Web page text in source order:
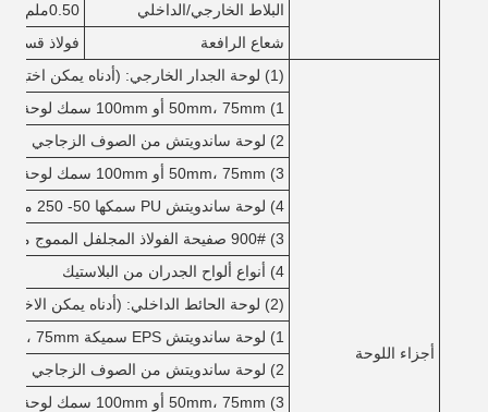
البلاط الخارجي/الداخلي
0.50ملم ورقة لون
شعاع الرافعة
فولاذ قسم Q235 أو Q345 H مع طبقتين من الطلاء الرمادي المتوسط
أجزاء اللوحة
(1) لوحة الجدار الخارجي: (أدناه يمكن اختيارها)
1) 50mm، 75mm أو 100mm سمك لوحة ساندويتش EPS
2) لوحة ساندويتش من الصوف الزجاجي بعمق 50، 75 أو 100 مم
3) 50mm، 75mm أو 100mm سمك لوحة شطيرة الصوف الصخري
4) لوحة ساندويتش PU سمكها 50- 250 مم
3) 900# صفيحة الفولاذ المجلفل المموج مع مختلف الألوان
4) أنواع ألواح الجدران من البلاستيك
(2) لوحة الحائط الداخلي: (أدناه يمكن الاختيار)
1) لوحة ساندويتش EPS سميكة 50mm، 75mm أو 100mm
2) لوحة ساندويتش من الصوف الزجاجي بعمق 50، 75 أو 100 مم
3) 50mm، 75mm أو 100mm سمك لوحة شطيرة الصوف الصخري